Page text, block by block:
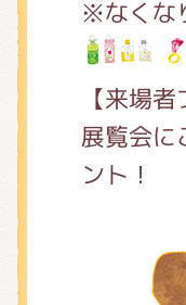
※なくな
【来場
展覧会に
ント！